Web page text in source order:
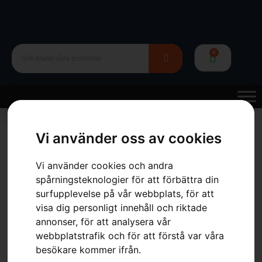
Vi använder oss av cookies
Vi använder cookies och andra
spårningsteknologier för att förbättra din
surfupplevelse på vår webbplats, för att
visa dig personligt innehåll och riktade
annonser, för att analysera vår
webbplatstrafik och för att förstå var våra
besökare kommer ifrån.
0
Husqvarna PW 360
Husqvarna PW 360